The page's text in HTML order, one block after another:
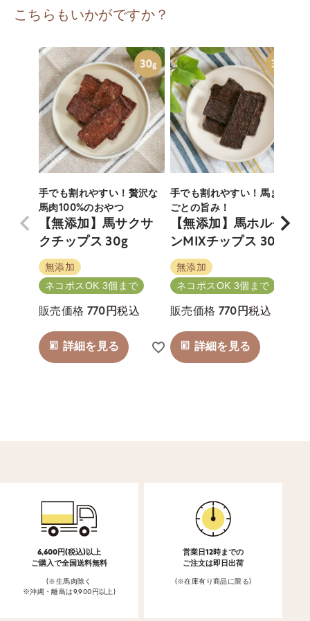
こちらもいかがですか？
手でも割れやすい！贅沢な
馬肉100%のおやつ
【無添加】馬サクサ
クチップス 30g
無添加
ネコポスOK 3個まで
販売価格 770 税込
詳細を見る
手でも割れやすい！馬まる
ごとの旨み！
【無添加】馬ホルモ
ンMIXチップス 30g
無添加
ネコポスOK 3個まで
販売価格 770 税込
詳細を見る
6,600円(税込)以上
ご購入で全国送料無料
(※生馬肉除く
※沖縄・離島は9,900円以上)
営業日12時までの
ご注文は即日出荷
(※在庫有り商品に限る)